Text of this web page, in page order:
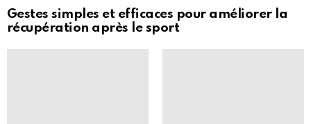
Gestes simples et efficaces pour améliorer la
récupération après le sport